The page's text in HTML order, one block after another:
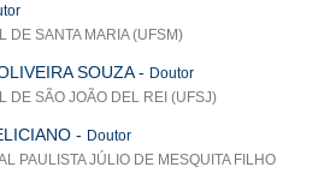
DE SANTA MARIA (UFSM)
SOUZA- Doutor
DE SÃO JOÃO DEL REI (UFSJ)
- Doutor
PAULISTA JÚLIO DE MESQUITA FILHO